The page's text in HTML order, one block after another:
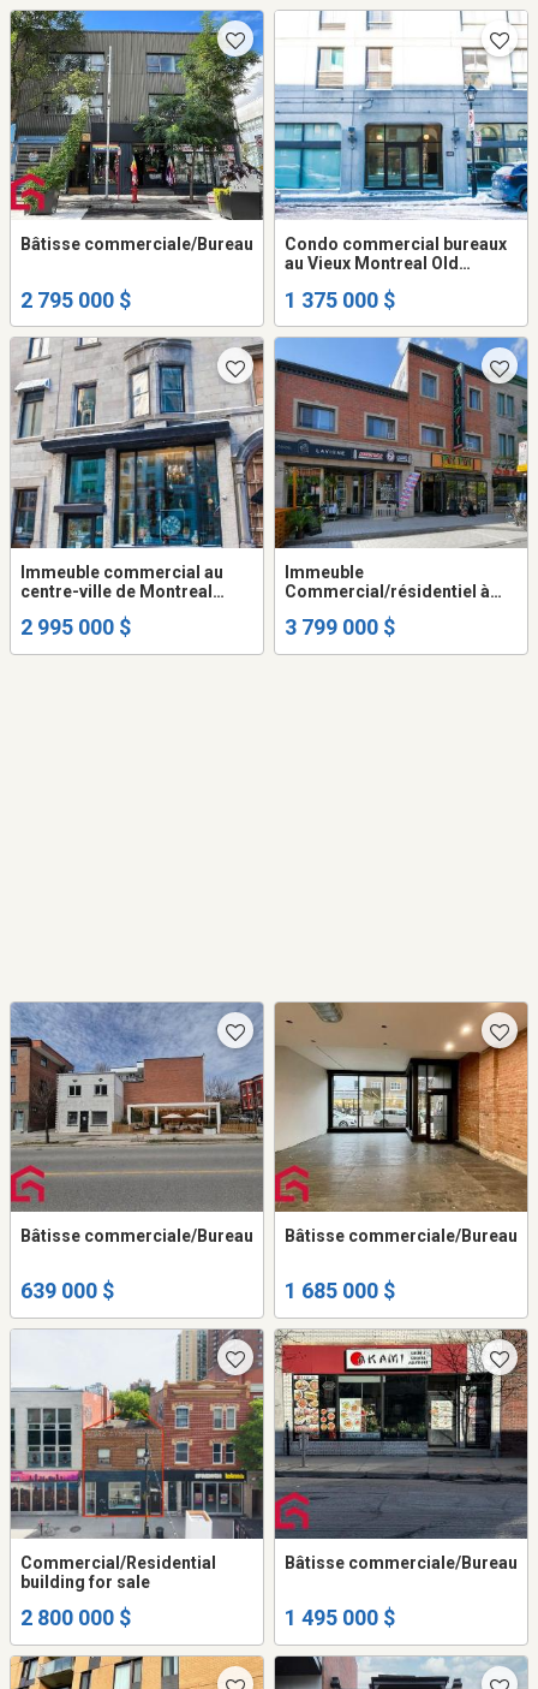
Bâtisse commerciale/Bureau
2 795 000 $
Condo commercial bureaux
au Vieux Montreal Old
sale
1 375 000 $
Immeuble commercial au
centre-ville de Montreal
greystone building
2 995 000 $
Immeuble
Commercial/résidentiel à
Ontario Est, Montréal
3 799 000 $
Bâtisse commerciale/Bureau
639 000 $
Bâtisse commerciale/Bureau
1 685 000 $
Commercial/Residential
building for sale
2 800 000 $
Bâtisse commerciale/Bureau
1 495 000 $